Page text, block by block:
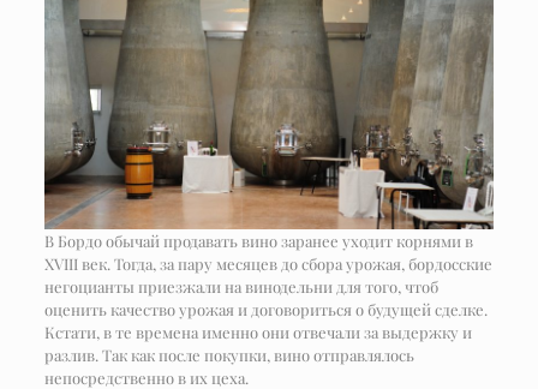
В Бордо обычай продавать вино заранее уходит корнями в
XVIII век. Тогда, за пару месяцев до сбора урожая, бордосские
негоцианты приезжали на винодельни для того, чтоб
оценить качество урожая и договориться о будущей сделке.
Кстати, в те времена именно они отвечали за выдержку и
разлив. Так как после покупки, вино отправлялось
непосредственно в их цеха.